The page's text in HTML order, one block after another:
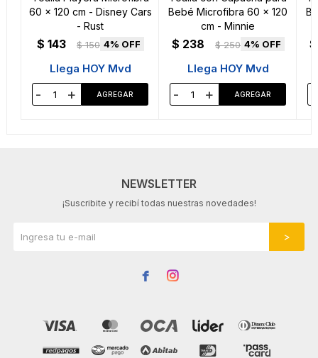
60 x 120 cm - Disney Cars
- Rust
$ 143 $ 150 4
Llega HOY Mvd
- +
Bebé Microfibra 60 x 120
cm - Minnie
$ 238 $ 250 4
Llega HOY Mvd
- +
$
NEWSLETTER
¡Suscribite y recibí todas nuestras novedades!
 